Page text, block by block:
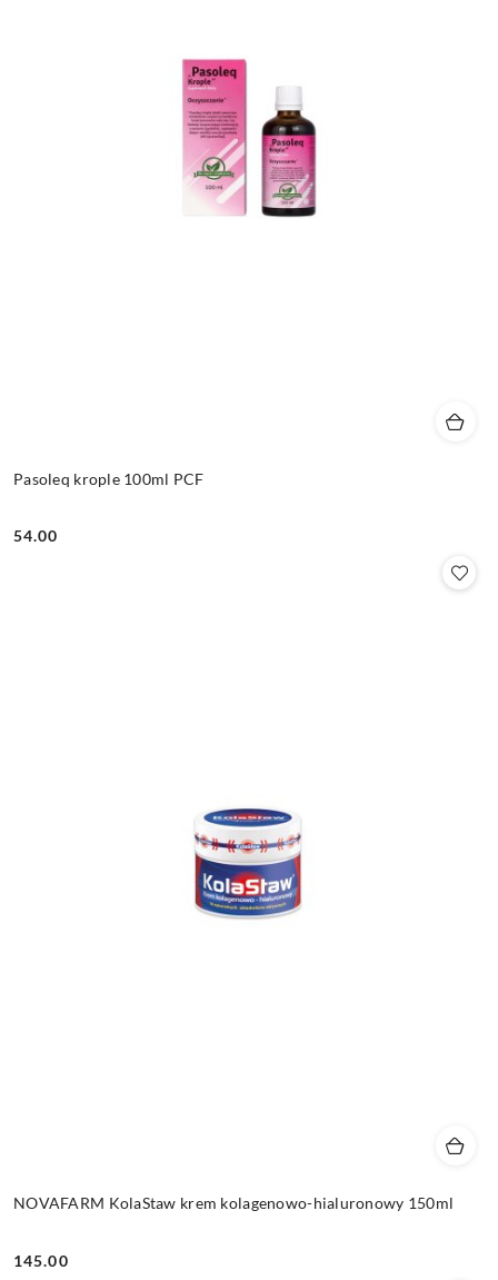
Pasoleq krople 100ml PCF
Cena:
54.00
NOVAFARM KolaStaw krem kolagenowo-hialuronowy 150ml
Cena:
145.00